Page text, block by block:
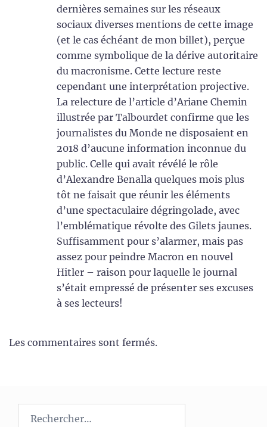
dernières semaines sur les réseaux
sociaux diverses mentions de cette image
(et le cas échéant de mon billet), perçue
comme symbolique de la dérive autoritaire
du macronisme. Cette lecture reste
cependant une interprétation projective.
La relecture de l’article d’Ariane Chemin
illustrée par Talbourdet confirme que les
journalistes du Monde ne disposaient en
2018 d’aucune information inconnue du
public. Celle qui avait révélé le rôle
d’Alexandre Benalla quelques mois plus
tôt ne faisait que réunir les éléments
d’une spectaculaire dégringolade, avec
l’emblématique révolte des Gilets jaunes.
Suffisamment pour s’alarmer, mais pas
assez pour peindre Macron en nouvel
Hitler – raison pour laquelle le journal
s’était empressé de présenter ses excuses
à ses lecteurs!
Les commentaires sont fermés.